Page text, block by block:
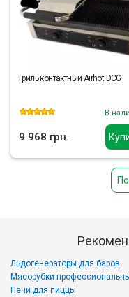
Гриль контактный Airhot DCG
В
9 968 грн.
Льдогенераторы для баров
Мясорубки
Печи для пиццы